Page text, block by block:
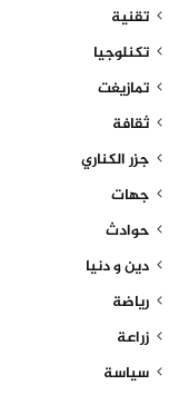
تقنية
تكنلوجيا
تمازيغت
ثقافة
جزر الكناري
جهات
حوادث
دين و دنيا
رياضة
زراعة
سياسة